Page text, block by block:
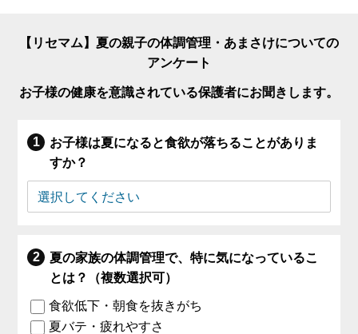
【リセマム】夏の親子の体調管理・あまさけについての
アンケート
お子様の健康を意識されている保護者にお聞きします。
お子様は夏になると食欲が落ちることがありま
すか？
夏の家族の体調管理で、特に気になっているこ
とは？（複数選択可）
食欲低下・朝食を抜きがち
夏バテ・疲れやすさ